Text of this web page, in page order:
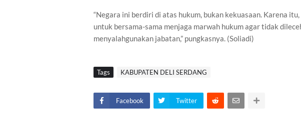
“Negara ini berdiri di atas hukum, bukan kekuasaan. Karena
untuk bersama-sama menjaga marwah hukum agar tidak
menyalahgunakan jabatan,” pungkasnya. (Soliadi)
Tags KABUPATEN DELI SERDANG
Facebook Twitter